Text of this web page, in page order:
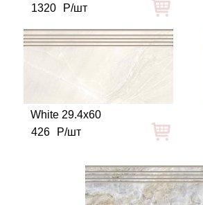
1320
Р/шт
White 29.4x60
426
Р/шт